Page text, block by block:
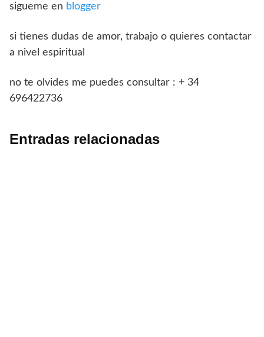
sigueme en blogger
si tienes dudas de amor, trabajo o quieres contactar
a nivel espiritual
no te olvides me puedes consultar : + 34
696422736
Entradas relacionadas